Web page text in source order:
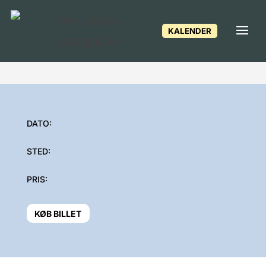
KALENDER
DATO:
STED:
PRIS:
KØB BILLET